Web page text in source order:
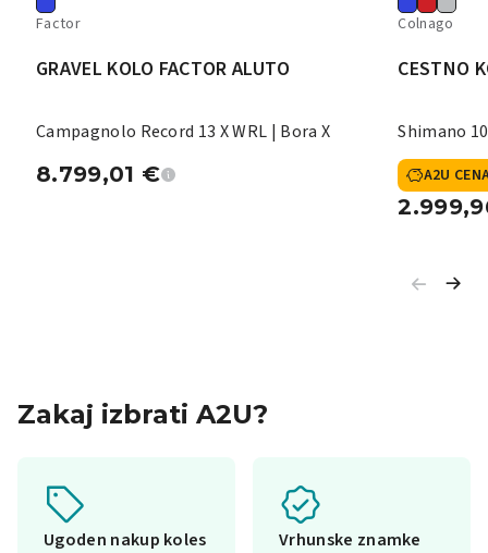
Factor
GRAVEL KOLO FACTOR ALUTO
Campagnolo Record 13 X WRL | Bora X
8.799,01 €
Colnago
CESTNO
Shimano
A2U
Zakaj izbrati A2U?
Ugoden nakup koles Vrhunske znamke